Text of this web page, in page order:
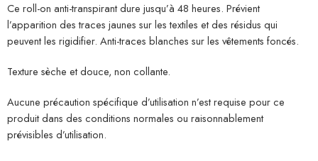
Ce roll-on anti-transpirant dure jusqu’à 48 heures. Prévient
l’apparition des traces jaunes sur les textiles et des résidus qui
peuvent les rigidifier. Anti-traces blanches sur les vêtements foncés.
Texture sèche et douce, non collante.
Aucune précaution spécifique d’utilisation n’est requise pour ce
produit dans des conditions normales ou raisonnablement
prévisibles d’utilisation.